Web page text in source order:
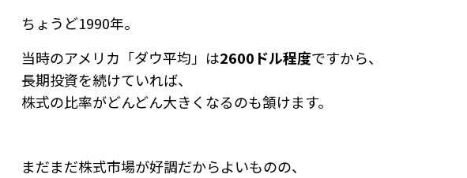
ちょうど1990年。
当時のアメリカ「ダウ平均」は2600ドル程度ですから、
長期投資を続けていれば、
株式の比率がどんどん大きくなるのも頷けます。
まだまだ株式市場が好調だからよいものの、